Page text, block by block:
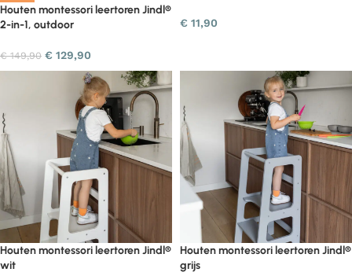
Houten montessori leertoren Jindl®
2-in-1, outdoor
€149,90 € 129,90
€ 11,90
Houten montessori leertoren Jindl®
wit
Houten montessori leertoren Jindl®
grijs